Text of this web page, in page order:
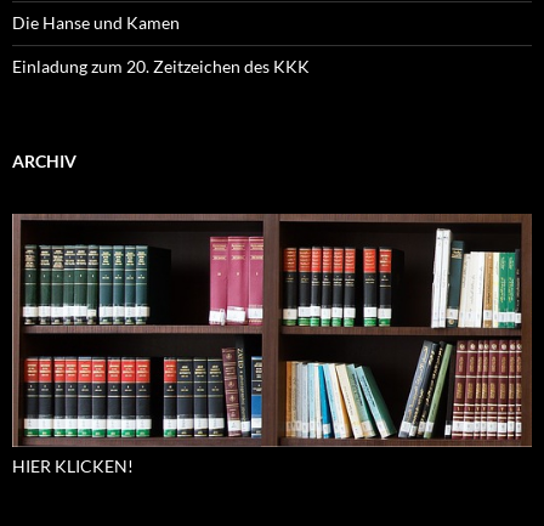
Die Hanse und Kamen
Einladung zum 20. Zeitzeichen des KKK
ARCHIV
HIER KLICKEN!